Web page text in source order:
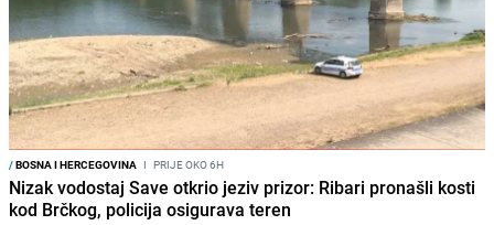
/BOSNA I HERCEGOVINA I PRIJE OKO 6H
Nizak vodostaj Save otkrio jeziv prizor: Ribari pronašli kosti
kod Brčkog, policija osigurava teren